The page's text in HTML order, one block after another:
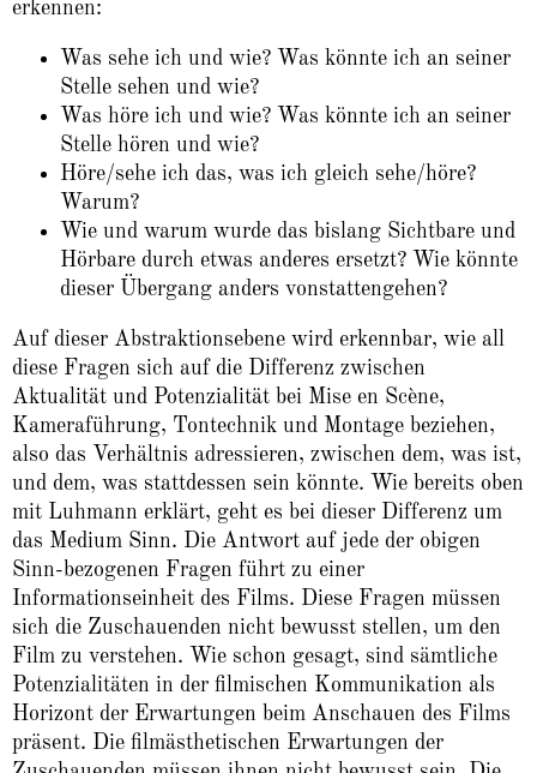
erkennen:
Was sehe ich und wie? Was könnte ich an seiner
Stelle sehen und wie?
Was höre ich und wie? Was könnte ich an seiner
Stelle hören und wie?
Höre/sehe ich das, was ich gleich sehe/höre?
Warum?
Wie und warum wurde das bislang Sichtbare und
Hörbare durch etwas anderes ersetzt? Wie könnte
dieser Übergang anders vonstattengehen?
Auf dieser Abstraktionsebene wird erkennbar, wie all
diese Fragen sich auf die Differenz zwischen
Aktualität und Potenzialität bei Mise en Scène,
Kameraführung, Tontechnik und Montage beziehen,
also das Verhältnis adressieren, zwischen dem, was ist,
und dem, was stattdessen sein könnte. Wie bereits oben
mit Luhmann erklärt, geht es bei dieser Differenz um
das Medium Sinn. Die Antwort auf jede der obigen
Sinn-bezogenen Fragen führt zu einer
Informationseinheit des Films. Diese Fragen müssen
sich die Zuschauenden nicht bewusst stellen, um den
Film zu verstehen. Wie schon gesagt, sind sämtliche
Potenzialitäten in der filmischen Kommunikation als
Horizont der Erwartungen beim Anschauen des Films
präsent. Die filmästhetischen Erwartungen der